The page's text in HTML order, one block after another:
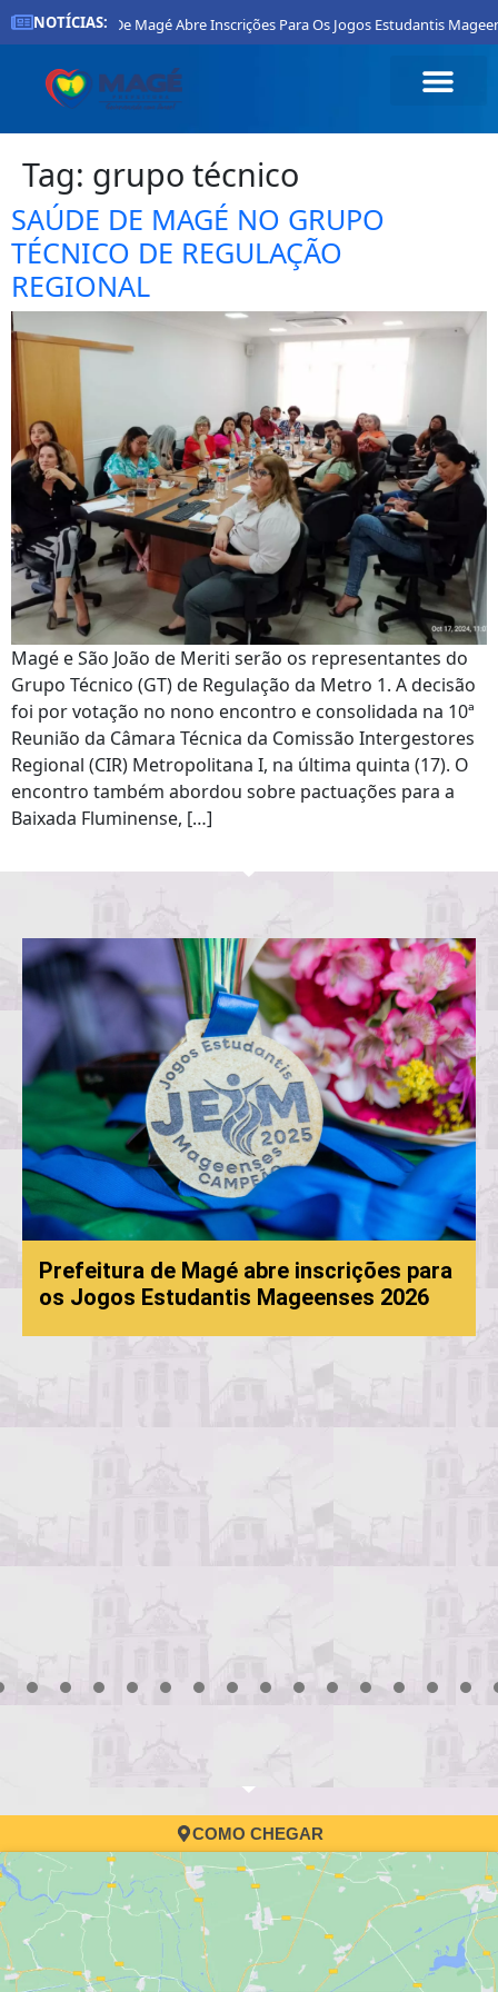
NOTÍCIAS:
Prefeitura De Magé Abre Inscrições Para Os Jogos Estudantis
Tag: grupo técnico
SAÚDE DE MAGÉ NO GRUPO
TÉCNICO DE REGULAÇÃO
REGIONAL
Magé e São João de Meriti serão os representantes do
Grupo Técnico (GT) de Regulação da Metro 1. A decisão
foi por votação no nono encontro e consolidada na 10ª
Reunião da Câmara Técnica da Comissão Intergestores
Regional (CIR) Metropolitana I, na última quinta (17). O
encontro também abordou sobre pactuações para a
Baixada Fluminense, […]
Prefeitura de Magé abre inscrições para
os Jogos Estudantis Mageenses 2026
COMO CHEGAR